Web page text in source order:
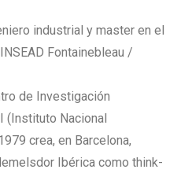
industrial y master en el
Fontainebleau /
de Investigación
(Instituto Nacional
crea, en Barcelona,
Ibérica como think-